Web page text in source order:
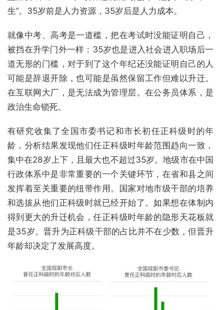
生”。35岁前是人力资源，35岁后是人力成本。
就像中考、高考是一道槛，把在考试时没能证明自己，
被挡在升学门外一样：35岁也是进入社会进入职场后一
道无形的门槛，对于到了这个年纪还没能证明自己的人
可能是辞退开除，也可能是虽然保留工作但难以升迁。
在互联网大厂，是无法成为管理层。在公务员体系，是
政治生命锁死。
有研究收集了全国市委书记和市长初任正科级时的年
龄，分析结果发现他们任正科级时年龄范围趋向一致，
集中在28岁上下，且最大也不超过35岁。地级市在中国
行政体系中是非常重要的一个关键环节，在省和县之间
发挥着至关重要的纽带作用。国家对地市级干部的培养
和选拔从他们正科级时就已经开始了。如果想在体制内
得到更大的升迁机会，任正科级时年龄的隐形天花板就
是35岁。晋升为正科级干部的占比并不在少数，但晋升
年龄却决定了发展高度。